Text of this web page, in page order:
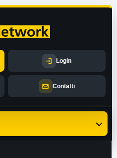
Login
Contatti